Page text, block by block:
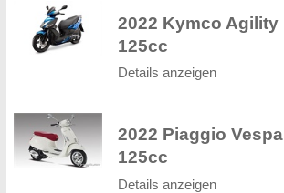
2022 Kymco Agility
125cc
Details anzeigen
2022 Piaggio Vespa
125cc
Details anzeigen